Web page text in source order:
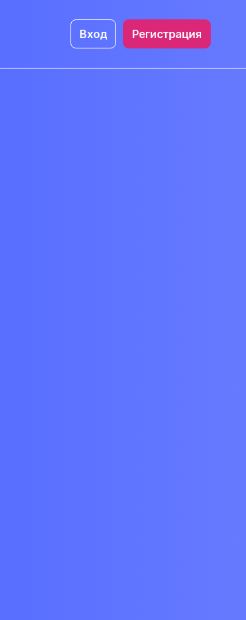
Вход Регистрация